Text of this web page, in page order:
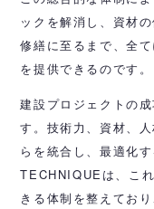
ックを解消し、資材
修繕に至るまで、全
を提供できるのです。
建設プロジェクトの
す。技術力、資材、
らを統合し、最適化
TECHNIQUEは、こ
きる体制を整えてお